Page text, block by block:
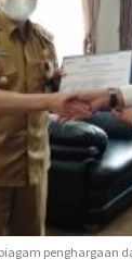
penghargaan